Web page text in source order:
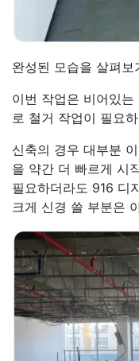
완성된 모습을 살펴
이번 작업은 비어있
로 철거 작업이 필요
신축의 경우 대부분
을 약간 더 빠르게 시
필요하더라도 916 디
크게 신경 쓸 부분은